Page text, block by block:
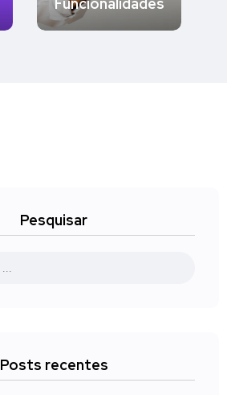
Funcionalidades
Pesquisar
Posts recentes